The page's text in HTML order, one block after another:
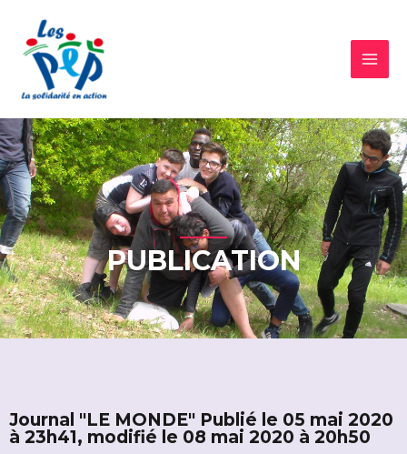
PUBLICATION
Journal "LE MONDE" Publié le 05 mai 2020
à 23h41, modifié le 08 mai 2020 à 20h50